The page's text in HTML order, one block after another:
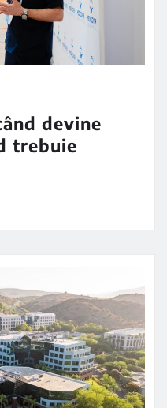
devine
trebuie